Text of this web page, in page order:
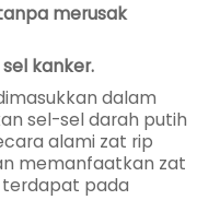
merusak
kanker.
dalam
sel-sel darah putih
alami zat rip
memanfaatkan zat
pada